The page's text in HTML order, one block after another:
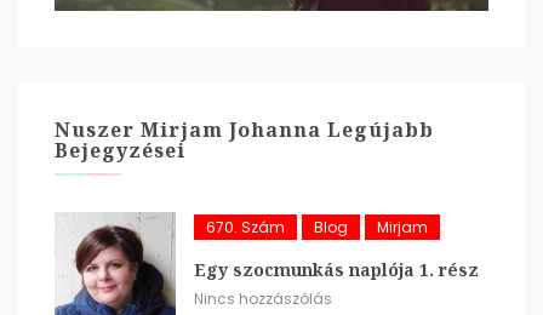
Nuszer Mirjam Johanna Legújabb
Bejegyzései
670. Szám Blog Mirjam
Egy szocmunkás naplója 1. rész
Nincs hozzászólás